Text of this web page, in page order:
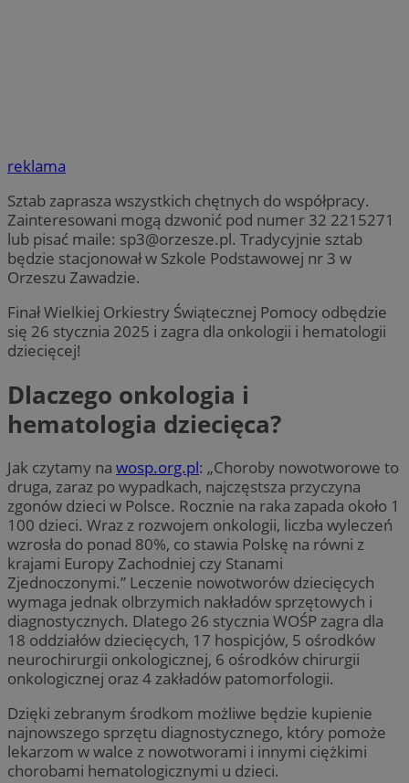
reklama
Sztab zaprasza wszystkich chętnych do współpracy.
Zainteresowani mogą dzwonić pod numer 32 2215271
lub pisać maile: sp3@orzesze.pl. Tradycyjnie sztab
będzie stacjonował w Szkole Podstawowej nr 3 w
Orzeszu Zawadzie.
Finał Wielkiej Orkiestry Świątecznej Pomocy odbędzie
się 26 stycznia 2025 i zagra dla onkologii i hematologii
dziecięcej!
Dlaczego onkologia i
hematologia dziecięca?
Jak czytamy na wosp.org.pl: „Choroby nowotworowe to
druga, zaraz po wypadkach, najczęstsza przyczyna
zgonów dzieci w Polsce. Rocznie na raka zapada około 1
100 dzieci. Wraz z rozwojem onkologii, liczba wyleczeń
wzrosła do ponad 80%, co stawia Polskę na równi z
krajami Europy Zachodniej czy Stanami
Zjednoczonymi.” Leczenie nowotworów dziecięcych
wymaga jednak olbrzymich nakładów sprzętowych i
diagnostycznych. Dlatego 26 stycznia WOŚP zagra dla
18 oddziałów dziecięcych, 17 hospicjów, 5 ośrodków
neurochirurgii onkologicznej, 6 ośrodków chirurgii
onkologicznej oraz 4 zakładów patomorfologii.
Dzięki zebranym środkom możliwe będzie kupienie
najnowszego sprzętu diagnostycznego, który pomoże
lekarzom w walce z nowotworami i innymi ciężkimi
chorobami hematologicznymi u dzieci.